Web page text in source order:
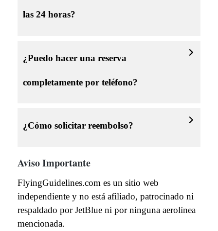
las 24 horas?
¿Puedo hacer una reserva
completamente por teléfono?
¿Cómo solicitar reembolso?
Aviso Importante
FlyingGuidelines.com es un sitio web
independiente y no está afiliado, patrocinado ni
respaldado por JetBlue ni por ninguna aerolínea
mencionada.